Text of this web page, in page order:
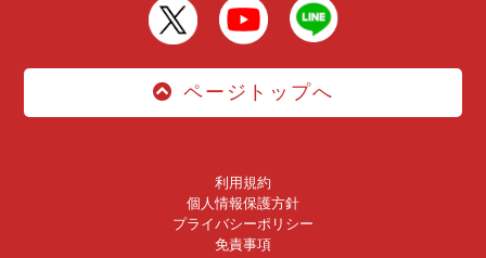
ページトップへ
利用規約
個人情報保護方針
プライバシーポリシー
免責事項